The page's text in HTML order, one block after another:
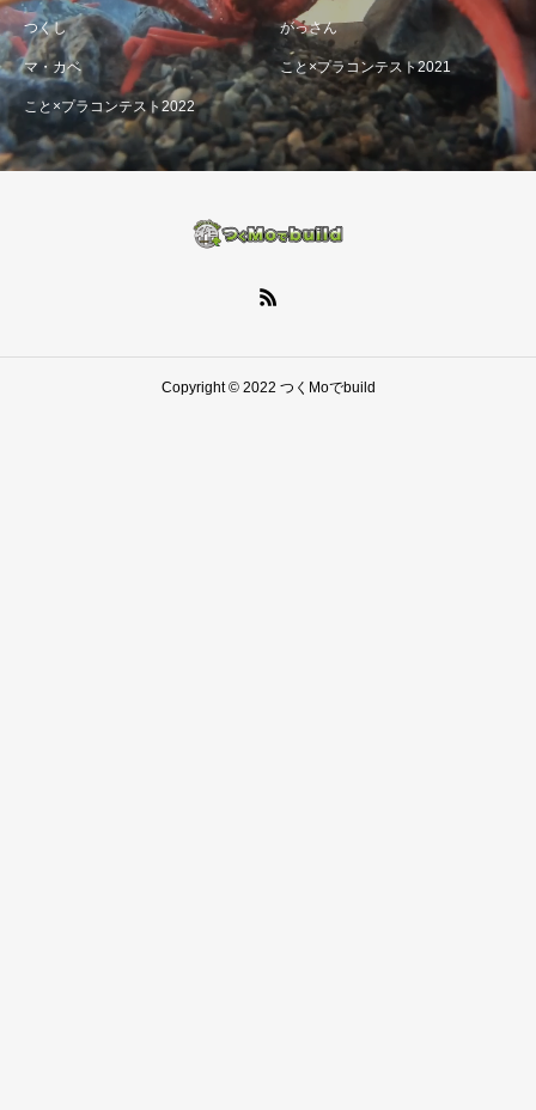
つくし がっさん
マ・カベ こと×プラコンテスト2021
こと×プラコンテスト2022
Copyright © 2022 つくMoでbuild